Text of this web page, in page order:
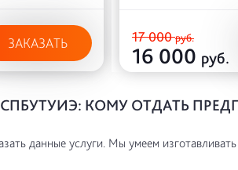
ЗАКАЗАТЬ 17 000руб.
16 000 руб.
КОМУ ОТДАТЬ
данные услуги. Мы умеем